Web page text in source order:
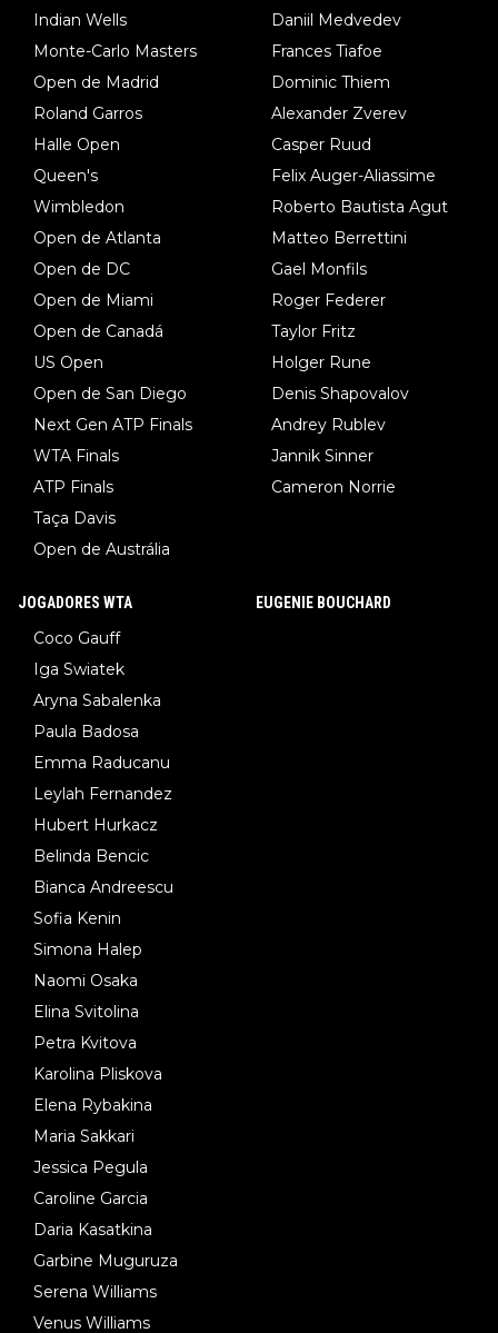
Indian Wells
Monte-Carlo Masters
Open de Madrid
Roland Garros
Halle Open
Queen's
Wimbledon
Open de Atlanta
Open de DC
Open de Miami
Open de Canadá
US Open
Open de San Diego
Next Gen ATP Finals
WTA Finals
ATP Finals
Taça Davis
Open de Austrália
Daniil Medvedev
Frances Tiafoe
Dominic Thiem
Alexander Zverev
Casper Ruud
Felix Auger-Aliassime
Roberto Bautista Agut
Matteo Berrettini
Gael Monfils
Roger Federer
Taylor Fritz
Holger Rune
Denis Shapovalov
Andrey Rublev
Jannik Sinner
Cameron Norrie
JOGADORES WTA
Coco Gauff
Iga Swiatek
Aryna Sabalenka
Paula Badosa
Emma Raducanu
Leylah Fernandez
Hubert Hurkacz
Belinda Bencic
Bianca Andreescu
Sofia Kenin
Simona Halep
Naomi Osaka
Elina Svitolina
Petra Kvitova
Karolina Pliskova
Elena Rybakina
Maria Sakkari
Jessica Pegula
Caroline Garcia
Daria Kasatkina
Garbine Muguruza
Serena Williams
Venus Williams
EUGENIE BOUCHARD